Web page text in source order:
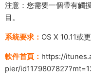
注意：您需要一個帶有觸
目。
系統要求： OS X 10.11或
軟件首頁： https://
pier/